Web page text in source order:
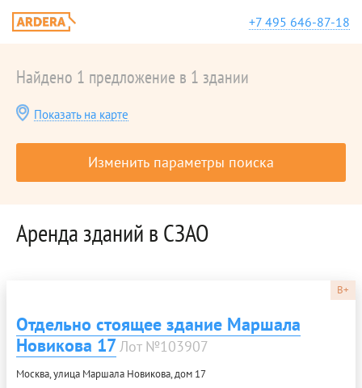
+7 495 646-87-18
Найдено 1 предложение в 1 здании
Показать на карте
Изменить параметры поиска
Аренда зданий в СЗАО
B+
Отдельно стоящее здание Маршала
Новикова 17Лот №103907
Москва, улица Маршала Новикова, дом 17